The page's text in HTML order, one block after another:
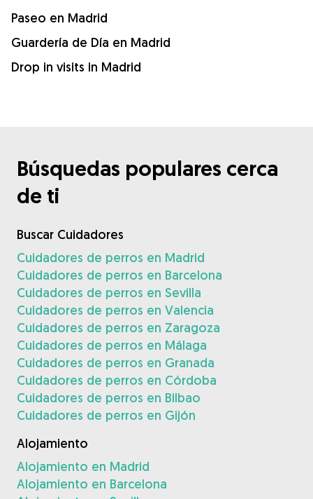
Paseo en Madrid
Guardería de Día en Madrid
Drop in visits in Madrid
Búsquedas populares cerca
de ti
Buscar Cuidadores
Cuidadores de perros en Madrid
Cuidadores de perros en Barcelona
Cuidadores de perros en Sevilla
Cuidadores de perros en Valencia
Cuidadores de perros en Zaragoza
Cuidadores de perros en Málaga
Cuidadores de perros en Granada
Cuidadores de perros en Córdoba
Cuidadores de perros en Bilbao
Cuidadores de perros en Gijón
Alojamiento
Alojamiento en Madrid
Alojamiento en Barcelona